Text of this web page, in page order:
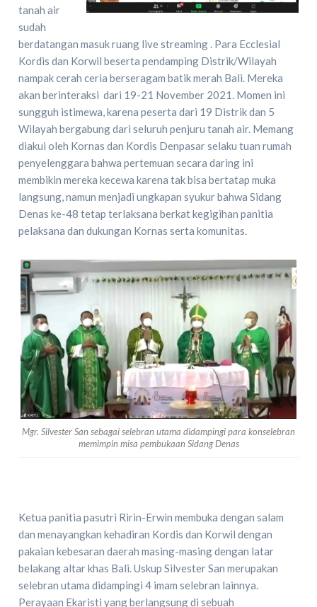
tanah air
sudah
berdatangan masuk ruang live streaming . Para Ecclesial
Kordis dan Korwil beserta pendamping Distrik/Wilayah
nampak cerah ceria berseragam batik merah Bali. Mereka
akan berinteraksi dari 19-21 November 2021. Momen ini
sungguh istimewa, karena peserta dari 19 Distrik dan 5
Wilayah bergabung dari seluruh penjuru tanah air. Memang
diakui oleh Kornas dan Kordis Denpasar selaku tuan rumah
penyelenggara bahwa pertemuan secara daring ini
membikin mereka kecewa karena tak bisa bertatap muka
langsung, namun menjadi ungkapan syukur bahwa Sidang
Denas ke-48 tetap terlaksana berkat kegigihan panitia
pelaksana dan dukungan Kornas serta komunitas.
Mgr. Silvester San sebagai selebran utama didampingi para konselebran
memimpin misa pembukaan Sidang Denas
Ketua panitia pasutri Ririn-Erwin membuka dengan salam
dan menayangkan kehadiran Kordis dan Korwil dengan
pakaian kebesaran daerah masing-masing dengan latar
belakang altar khas Bali. Uskup Silvester San merupakan
selebran utama didampingi 4 imam selebran lainnya.
Perayaan Ekaristi yang berlangsung di sebuah